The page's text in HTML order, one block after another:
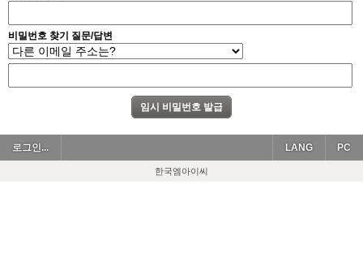
비밀번호 찾기 질문/답변
로그인... PC
LANG
한국엠아이씨